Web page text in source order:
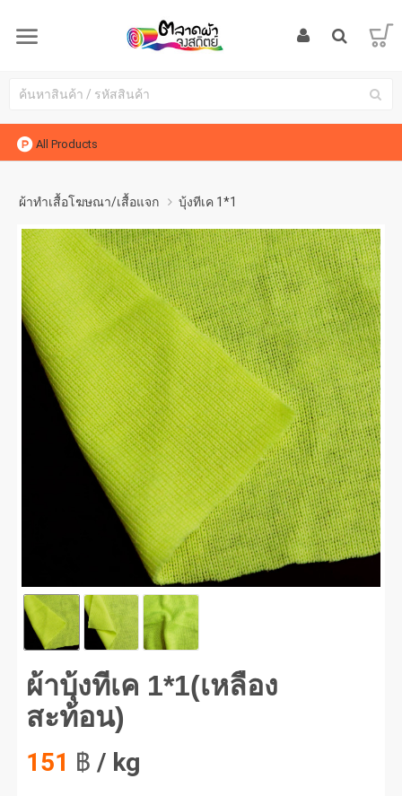
All Products
ผ้าทำเสื้อโฆษณา/เสื้อแจก บุ้งทีเค 1*1
บุ้งทีเค 1*1(เหลืองสะท้อน) #1
ผ้าบุ้งทีเค 1*1(เหลือง
สะท้อน)
151 ฿ / kg